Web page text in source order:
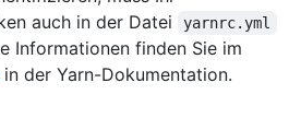
auch in der Datei
yarnrc.yml
Informationen finden Sie im
in der Yarn-Dokumentation.